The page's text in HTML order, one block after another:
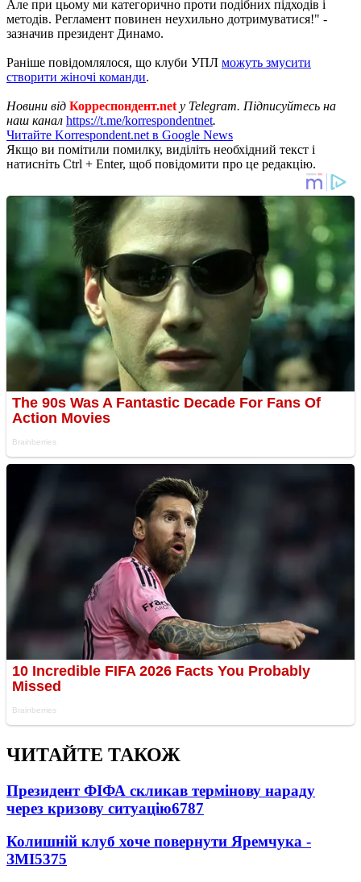
Але при цьому ми категорично проти подібних підходів і
методів. Регламент повинен неухильно дотримуватися!" -
зазначив президент Динамо.
Раніше повідомлялося, що клуби УПЛ можуть змусити
створити жіночі команди.
Новини від Корреспондент.net у Telegram. Підписуйтесь на
наш канал https://t.me/korrespondentnet.
Читайте Korrespondent.net в Google News
Якщо ви помітили помилку, виділіть необхідний текст і
натисніть Ctrl + Enter, щоб повідомити про це редакцію.
ЧИТАЙТЕ ТАКОЖ
Президент ФІФА скликав термінову нараду
через кризову ситуацію6787
Колишній клуб хоче повернути Яремчука -
ЗМІ5375